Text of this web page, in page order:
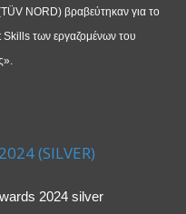
NORD) βραβεύτηκαν για το
των εργαζομένων του
(SILVER)